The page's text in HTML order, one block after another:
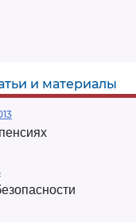
и материалы